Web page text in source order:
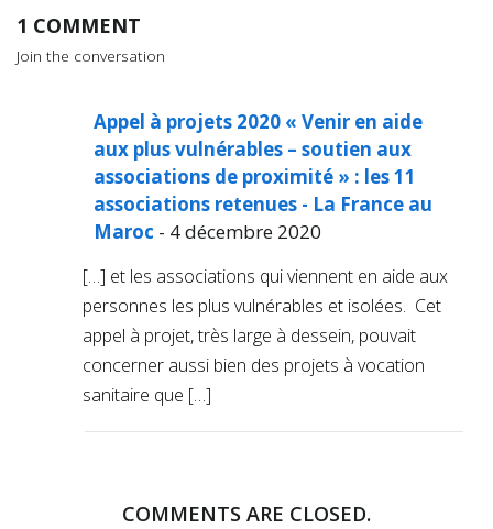
1 COMMENT
Join the conversation
Appel à projets 2020 « Venir en aide
aux plus vulnérables – soutien aux
associations de proximité » : les 11
associations retenues - La France au
Maroc - 4 décembre 2020
[…] et les associations qui viennent en aide aux
personnes les plus vulnérables et isolées. Cet
appel à projet, très large à dessein, pouvait
concerner aussi bien des projets à vocation
sanitaire que […]
COMMENTS ARE CLOSED.